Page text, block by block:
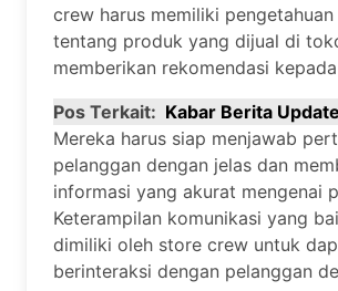
crew harus memiliki
tentang produk yang dijual di
memberikan rekomendasi
Pos Terkait: Kabar Berita
Mereka harus siap menjawab
pelanggan dengan jelas dan
informasi yang akurat mengenai
Keterampilan komunikasi yang
dimiliki oleh store crew untuk
berinteraksi dengan pelanggan